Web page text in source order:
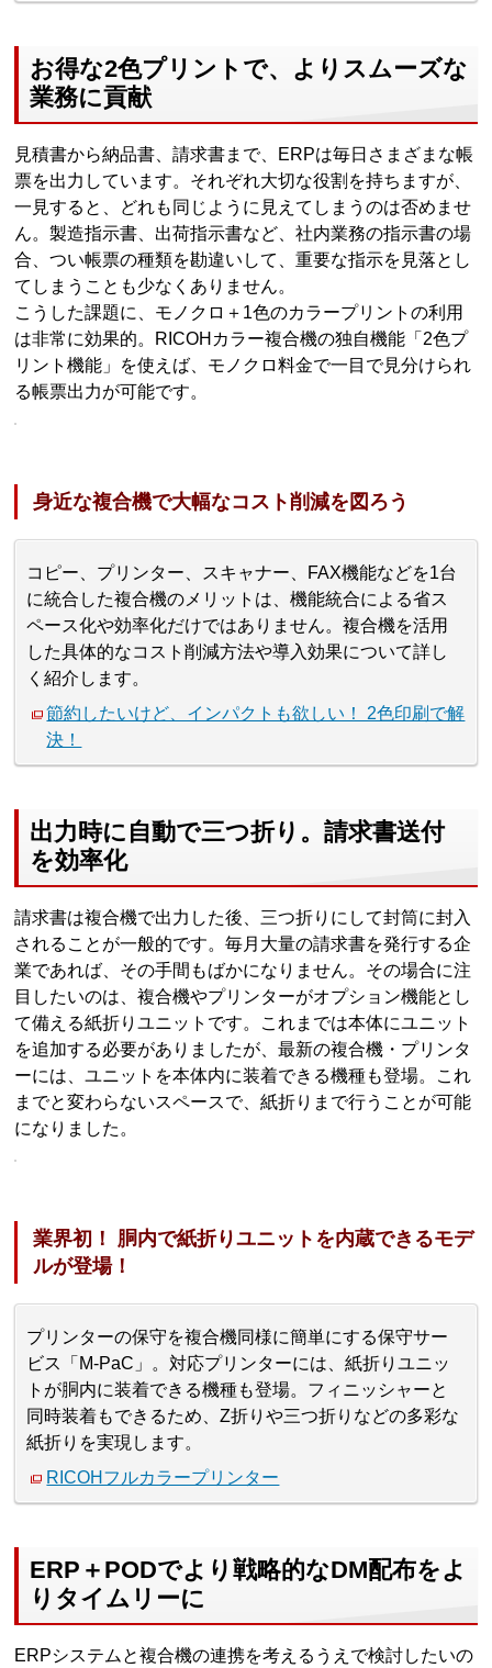
お得な2色プリントで、よりスムーズな
業務に貢献
見積書から納品書、請求書まで、ERPは毎日さまざまな帳
票を出力しています。それぞれ大切な役割を持ちますが、
一見すると、どれも同じように見えてしまうのは否めませ
ん。製造指示書、出荷指示書など、社内業務の指示書の場
合、つい帳票の種類を勘違いして、重要な指示を見落とし
てしまうことも少なくありません。
こうした課題に、モノクロ＋1色のカラープリントの利用
は非常に効果的。RICOHカラー複合機の独自機能「2色プ
リント機能」を使えば、モノクロ料金で一目で見分けられ
る帳票出力が可能です。
身近な複合機で大幅なコスト削減を図ろう
コピー、プリンター、スキャナー、FAX機能などを1台
に統合した複合機のメリットは、機能統合による省ス
ペース化や効率化だけではありません。複合機を活用
した具体的なコスト削減方法や導入効果について詳し
く紹介します。
節約したいけど、インパクトも欲しい！ 2色印刷で解
決！
出力時に自動で三つ折り。請求書送付
を効率化
請求書は複合機で出力した後、三つ折りにして封筒に封入
されることが一般的です。毎月大量の請求書を発行する企
業であれば、その手間もばかになりません。その場合に注
目したいのは、複合機やプリンターがオプション機能とし
て備える紙折りユニットです。これまでは本体にユニット
を追加する必要がありましたが、最新の複合機・プリンタ
ーには、ユニットを本体内に装着できる機種も登場。これ
までと変わらないスペースで、紙折りまで行うことが可能
になりました。
業界初！ 胴内で紙折りユニットを内蔵できるモデ
ルが登場！
プリンターの保守を複合機同様に簡単にする保守サー
ビス「M-PaC」。対応プリンターには、紙折りユニッ
トが胴内に装着できる機種も登場。フィニッシャーと
同時装着もできるため、Z折りや三つ折りなどの多彩な
紙折りを実現します。
RICOHフルカラープリンター
ERP＋PODでより戦略的なDM配布をよ
りタイムリーに
ERPシステムと複合機の連携を考えるうえで検討したいの